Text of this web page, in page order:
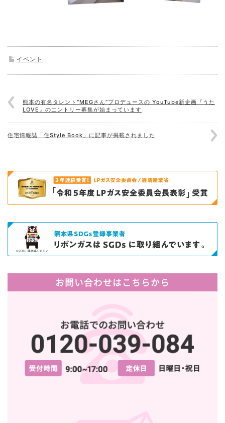
イベント
熊本の有名タレント“MEGさん”プロデュースの YouTube新企画『うた
LOVE』のエントリー募集が始まっています
住宅情報誌「住Style Book」に記事が掲載されました
お問い合わせはこちらから